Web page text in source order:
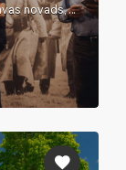
Alejas iela 20, Medumu pagasts, Augšdaugavas novads, LV–5460